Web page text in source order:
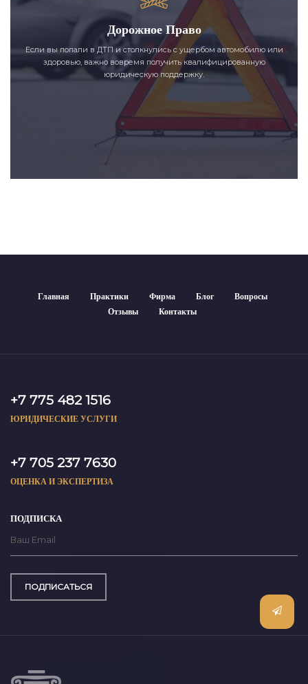
Дорожное Право
Если вы попали в ДТП и столкнулись с ущербом автомобилю или
здоровью, важно вовремя получить квалифицированную
юридическую поддержку.
Главная Практики Фирма Блог
Вопросы
Отзывы
Контакты
+7 775 482 1516
ЮРИДИЧЕСКИЕ УСЛУГИ
+7 705 237 7630
ОЦЕНКА И ЭКСПЕРТИЗА
ПОДПИСКА
ПОДПИСАТЬСЯ